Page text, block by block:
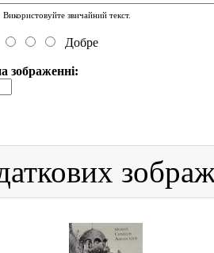
звичайний текст.
Добре
зображенні: